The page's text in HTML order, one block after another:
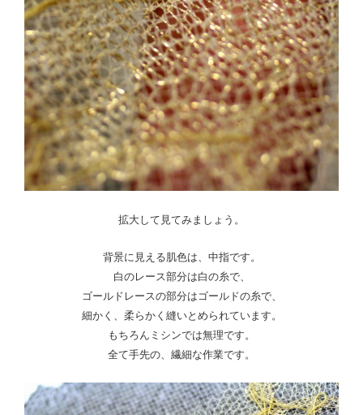
拡大して見てみましょう。
背景に見える肌色は、中指です。
白のレース部分は白の糸で、
ゴールドレースの部分はゴールドの糸で、
細かく、柔らかく縫いとめられています。
もちろんミシンでは無理です。
全て手先の、繊細な作業です。